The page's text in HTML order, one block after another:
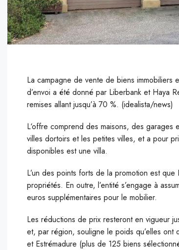
La campagne de vente de biens
d’envoi a été donné par Liberbank et Haya
remises allant jusqu’à 70 %. (idealista/news)
L‘offre comprend des maisons, des garages
villes dortoirs et les petites villes, et a pour
disponibles est une villa.
L’un des points forts de la promotion est
propriétés. En outre, l’entité s’engage à
euros supplémentaires pour le mobilier.
Les réductions de prix resteront en vigueur
et, par région, souligne le poids qu’elles ont
et Estrémadure (plus de 125 biens